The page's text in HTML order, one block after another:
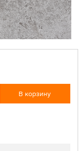
В корзину